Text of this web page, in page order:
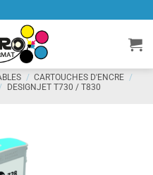
/ CARTOUCHES D'ENCRE /
DESIGNJET T730 / T830